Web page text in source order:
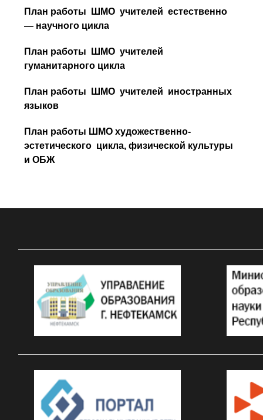
План работы ШМО учителей естественно
— научного цикла
План работы ШМО учителей
гуманитарного цикла
План работы ШМО учителей иностранных
языков
План работы ШМО художественно-
эстетического цикла, физической культуры
и ОБЖ